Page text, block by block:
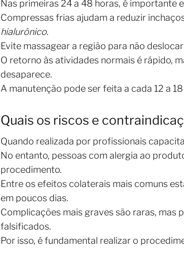
Nas primeiras 24 a 48 horas, é importante
Compressas frias ajudam a reduzir
hialurônico.
Evite massagear a região para não
O retorno às atividades normais é rápido,
desaparece.
A manutenção pode ser feita a cada 12 a
Quais os riscos e
Quando realizada por profissionais
No entanto, pessoas com alergia ao
procedimento.
Entre os efeitos colaterais mais comuns
em poucos dias.
Complicações mais graves são raras,
falsificados.
Por isso, é fundamental realizar o